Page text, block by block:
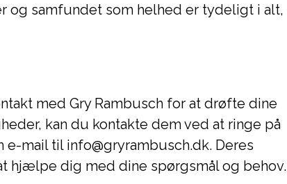
og samfundet som helhed er tydeligt i alt,
med Gry Rambusch for at drøfte dine
kan du kontakte dem ved at ringe på
e-mail til info@gryrambusch.dk. Deres
hjælpe dig med dine spørgsmål og behov.